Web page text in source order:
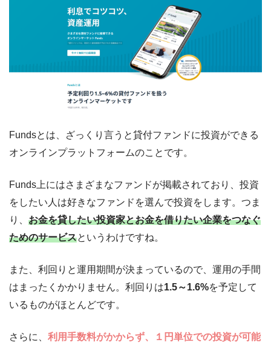
Fundsとは、ざっくり言うと貸付ファンドに投資ができる
オンラインプラットフォームのことです。
Funds上にはさまざまなファンドが掲載されており、投資
をしたい人は好きなファンドを選んで投資をします。つま
り、 お金を貸したい投資家とお金を借りたい企業をつなぐ
ためのサービスというわけですね。
また、利回りと運用期間が決まっているので、運用の手間
はまったくかかりません。利回りは1.5～1.6%を予定して
いるものがほとんどです。
さらに、 利用手数料がかからず、１円単位での投資が可能